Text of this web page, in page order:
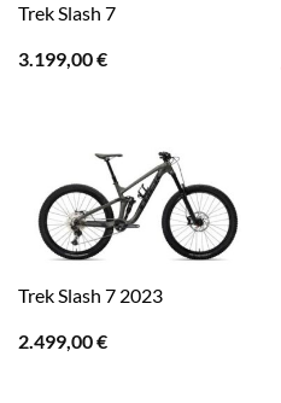
Trek Slash 7
3.199,00€
Trek Slash 7 2023
2.499,00€